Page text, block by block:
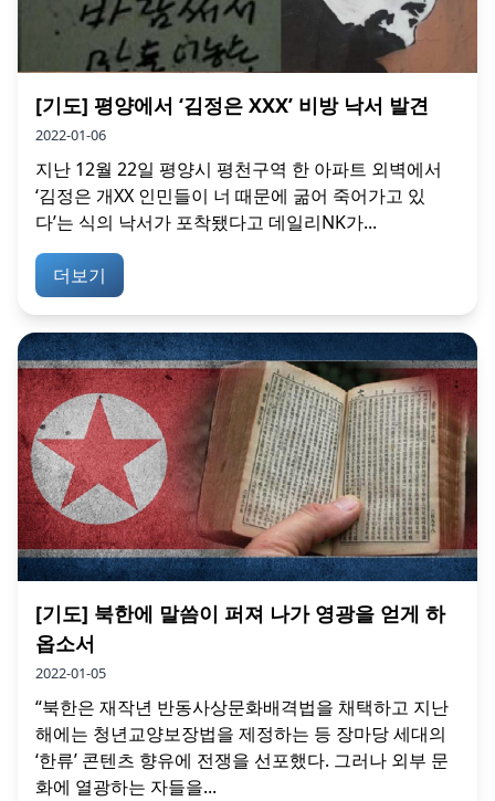
[기도] 평양에서 ‘김정은 XXX’ 비방 낙서 발견
2022-01-06
지난 12월 22일 평양시 평천구역 한 아파트 외벽에서
‘김정은 개XX 인민들이 너 때문에 굶어 죽어가고 있
다’는 식의 낙서가 포착됐다고 데일리NK가...
더보기
[기도] 북한에 말씀이 퍼져 나가 영광을 얻게 하
옵소서
2022-01-05
“북한은 재작년 반동사상문화배격법을 채택하고 지난
해에는 청년교양보장법을 제정하는 등 장마당 세대의
‘한류’ 콘텐츠 향유에 전쟁을 선포했다. 그러나 외부 문
화에 열광하는 자들을...